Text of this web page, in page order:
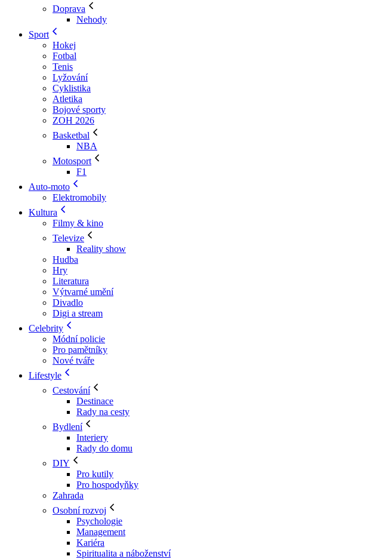
Doprava
Nehody
Sport
Hokej
Fotbal
Tenis
Lyžování
Cyklistika
Atletika
Bojové sporty
ZOH 2026
Basketbal
NBA
Motosport
F1
Auto-moto
Elektromobily
Kultura
Filmy & kino
Televize
Reality show
Hudba
Hry
Literatura
Výtvarné umění
Divadlo
Digi a stream
Celebrity
Módní policie
Pro pamětníky
Nové tváře
Lifestyle
Cestování
Destinace
Rady na cesty
Bydlení
Interiery
Rady do domu
DIY
Pro kutily
Pro hospodyňky
Zahrada
Osobní rozvoj
Psychologie
Management
Kariéra
Spiritualita a náboženství